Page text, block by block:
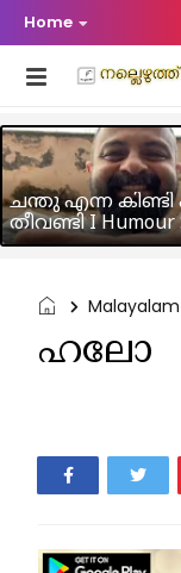
Home
ചന്തു എന്ന
തീവണ്ടി I Humour
Rajeev Panicker
Malayalam
ഹലോ